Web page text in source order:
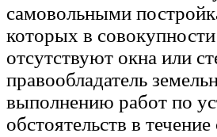
самовольными
которых в
отсутствуют окна или
правообладатель
выполнению работ по
обстоятельств в